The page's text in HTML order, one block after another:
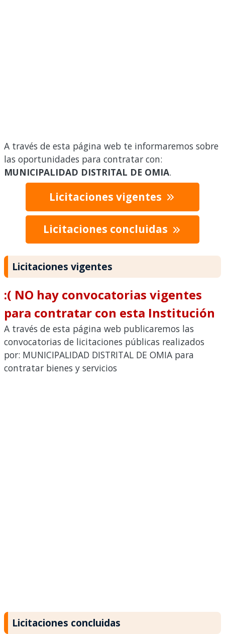
A través de esta página web te informaremos sobre
las oportunidades para contratar con:
MUNICIPALIDAD DISTRITAL DE OMIA.
Licitaciones vigentes
Licitaciones concluidas
Licitaciones vigentes
:( NO hay convocatorias vigentes
para contratar con esta Institución
A través de esta página web publicaremos las
convocatorias de licitaciones públicas realizados
por: MUNICIPALIDAD DISTRITAL DE OMIA para
contratar bienes y servicios
Licitaciones concluidas